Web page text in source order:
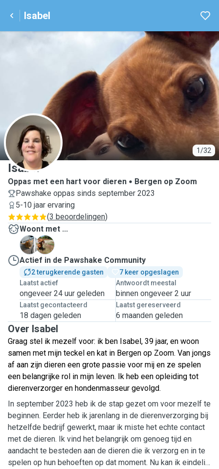
Isabel
1/32
I
Isabel
Oppas met een hart voor dieren
Bergen op Zoom
Pawshake oppas sinds september 2023
5-10 jaar ervaring
(3 beoordelingen)
Woont met ...
S
U
Actief in de Pawshake Community
2 terugkerende gasten
7 keer opgeslagen
Laatst actief
ongeveer 24 uur geleden
Antwoordt meestal
binnen ongeveer 2 uur
Laatst gecontacteerd
18 dagen geleden
Laatst gereserveerd
6 maanden geleden
Over Isabel
Graag stel ik mezelf voor: ik ben Isabel, 39 jaar, en woon
samen met mijn teckel en kat in Bergen op Zoom. Van jongs
af aan zijn dieren een grote passie voor mij en ze spelen
een belangrijke rol in mijn leven. Ik heb een opleiding tot
dierenverzorger en hondenmasseur gevolgd.
In september 2023 heb ik de stap gezet om voor mezelf te
beginnen. Eerder heb ik jarenlang in de dierenverzorging bij
hetzelfde bedrijf gewerkt, maar ik miste het echte contact
met de dieren. Ik vind het belangrijk om genoeg tijd en
aandacht te besteden aan de dieren die ik verzorg en in te
spelen op hun behoeften op dat moment. Nu kan ik eindelijk